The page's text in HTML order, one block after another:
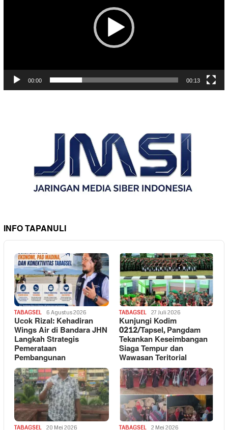
00:00 00:13
INFO TAPANULI
TABAGSEL 6 Agustus 2026
Ucok Rizal: Kehadiran
Wings Air di Bandara JHN
Langkah Strategis
Pemerataan
Pembangunan
TABAGSEL 27 Juli 2026
Kunjungi Kodim
0212/Tapsel, Pangdam
Tekankan Keseimbangan
Siaga Tempur dan
Wawasan Teritorial
TABAGSEL 20 Mei 2026 TABAGSEL 2 Mei 2026